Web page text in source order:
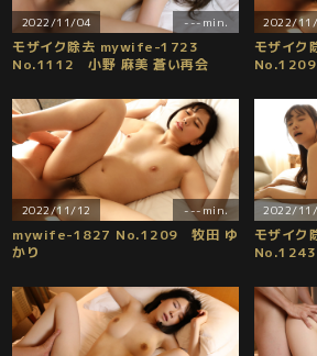
2022/11/04 ---min.
モザイク除去 mywife-1723
No.1112 小野 麻美 蒼い再会
2022/
モザイ
2022/11/12 ---min.
mywife-1827 No.1209 牧田 ゆ
かり
2022/
モザイ